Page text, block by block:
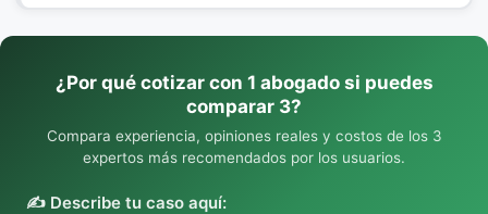
¿Por qué cotizar con 1 abogado si puedes
comparar 3?
Compara experiencia, opiniones reales y costos de los 3
expertos más recomendados por los usuarios.
✍️ Describe tu caso aquí: